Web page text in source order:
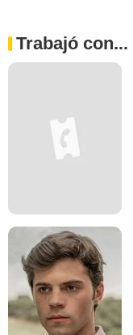
Trabajó con...